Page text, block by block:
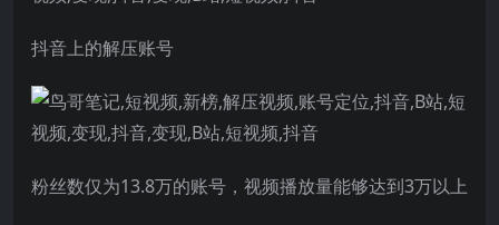
抖音上的解压账号
粉丝数仅为13.8万的账号，视频播放量能够达到3万以上